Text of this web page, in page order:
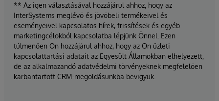
** Az igen választásával hozzájárul ahhoz, hogy az
InterSystems meglévő és jövőbeli termékeivel és
eseményeivel kapcsolatos hírek, frissítések és egyéb
marketingcélokból kapcsolatba lépjünk Önnel. Ezen
túlmenően Ön hozzájárul ahhoz, hogy az Ön üzleti
kapcsolattartási adatait az Egyesült Államokban elhelyezett,
de az alkalmazandó adatvédelmi törvényeknek megfelelően
karbantartott CRM-megoldásunkba bevigyük.